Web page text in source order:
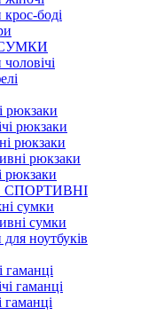
боді
рюкзаки
рюкзаки
рюкзаки
рюкзаки
рюкзаки
СПОРТИВНІ
сумки
сумки
ноутбуків
гаманці
гаманці
гаманці